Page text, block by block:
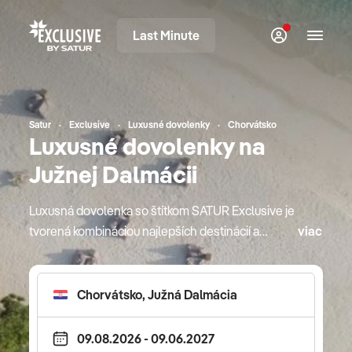
Last Minute
Satur Exclusive Luxusné dovolenky Chorvátsko
Luxusné dovolenky na
Južnej Dalmácii
Luxusná dovolenka so štítkom SATUR Exclusive je
tvorená kombináciou najlepších destinácií a
najprestížnejších hotelov. Ich výnimočnosť je
deklarovaná svetovými oceneniami v oblasti
hotelierstva, preslávenými gurmánskymi
reštauráciami, bohatou ponukou starostlivosti o
telo a diskrétnosťou aj počas roku 2026. Cestujte
viac